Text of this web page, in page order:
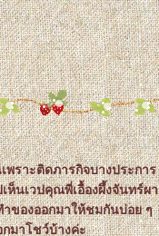
พราะติดภารกิจบางประการ
ห็นเวปคุณพี่เอื้องผึ้งจันทร์ผา
ของออกมาให้ชมกันบ่อย ๆ
มาโชว์บ้างค่ะ